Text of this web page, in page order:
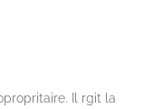
Il rgit la